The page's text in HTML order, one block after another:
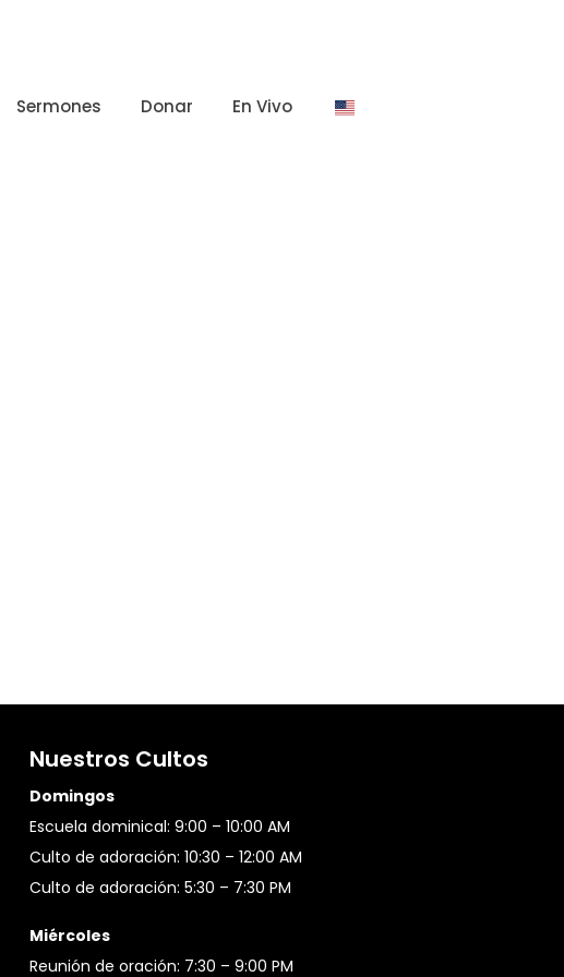
Sermones Donar En Vivo
Nuestros Cultos
Domingos
Escuela dominical: 9:00 – 10:00 AM
Culto de adoración: 10:30 – 12:00 AM
Culto de adoración: 5:30 – 7:30 PM
Miércoles
Reunión de oración: 7:30 – 9:00 PM